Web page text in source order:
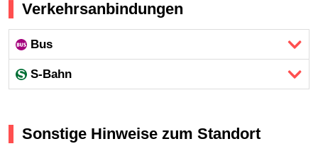
Verkehrsanbindungen
Bus
S-Bahn
Sonstige Hinweise zum Standort